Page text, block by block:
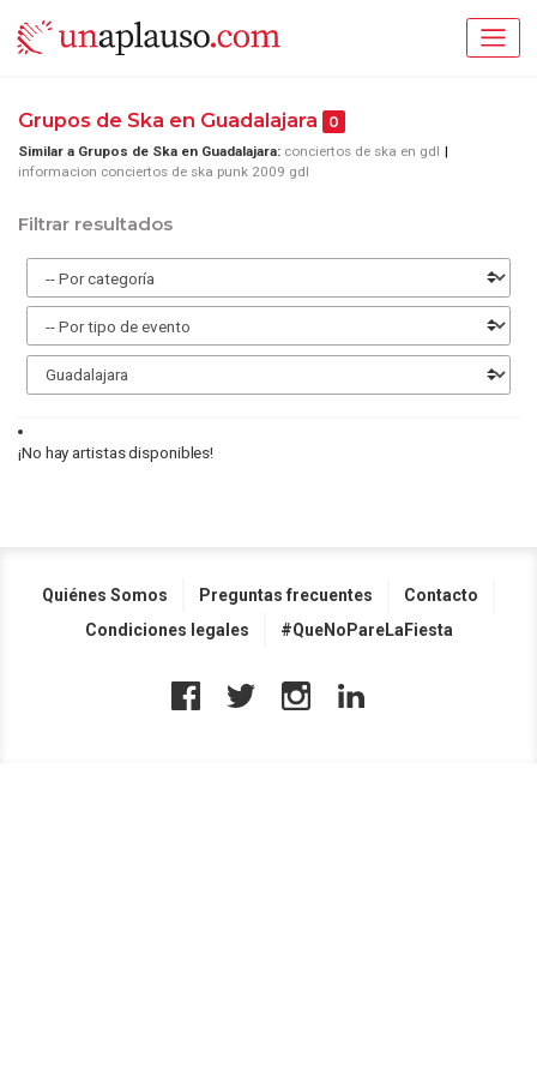
Grupos de Ska en Guadalajara 0
Similar a Grupos de Ska en Guadalajara: conciertos de ska en gdl
informacion conciertos de ska punk 2009 gdl
Filtrar resultados
¡No hay artistas disponibles!
Quiénes Somos Preguntas frecuentes
Contacto
Condiciones legales
#QueNoPareLaFiesta